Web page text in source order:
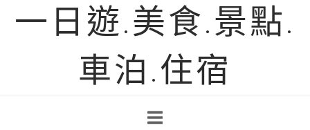
一日遊.美食.景點.
車泊.住宿